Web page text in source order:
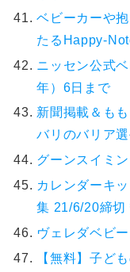
ベビーカーや
たるHappy-
ニッセン公式
年）6日まで
新聞掲載＆も
バリのバリア
グーンスイミ
カレンダーキ
集 21/6/20締切
ヴェレダベビ
【無料】子ど